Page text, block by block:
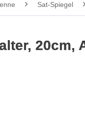
Sat-Spiegel
20cm,